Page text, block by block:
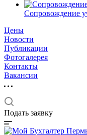
Сопровождение
Цены
Новости
Публикации
Фотогалерея
Контакты
Вакансии
Подать заявку